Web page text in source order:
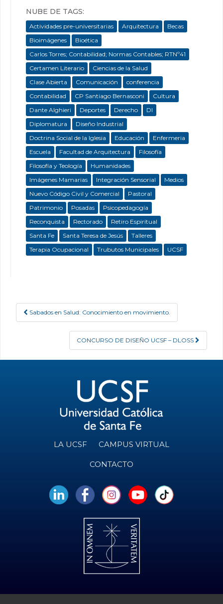
NUBE DE TAGS:
Actividades pre-universitarias Arquitectura
Becas
Bioimágenes
Bioética
Carlos Torres; Contabilidad; Normas Contables; RTNº41
Certamen Literario
Ciencias de la Salud
Clase Abierta
Comunicación
conferencia
Contabilidad
CP Santiago Bernasconi
Cultura
Dante Alghieri
Deportes Derecho
DI
Diplomatura
Diseño Industrial
Doctrina Social de la Iglesia
Educación
Enfermeria
Escuela
Facultad de Arquitectura
Filosofía
Filosofía y Teología
Humanidades
Imágenes Mamarias
Integración Sensorial
Medios
Nuevo Código Civil y Comercial
Pastoral
Patrimonio
Posadas
Psicopedagogía
Reconquista
Rectorado
Retiro Espiritual
Santa Fe
Santa Teresa de Jesús
Talleres
Terapia Ocupacional
Trubutos Municipales UCSF
Post navigation
Sabados en Salud: Conocimiento en movimiento.
CONCURSO DE DISEÑO UCSF – DLOSS
LA UCSF CAMPUS VIRTUAL
CONTACTO